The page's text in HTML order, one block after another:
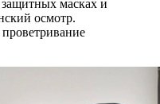
масках и
осмотр.